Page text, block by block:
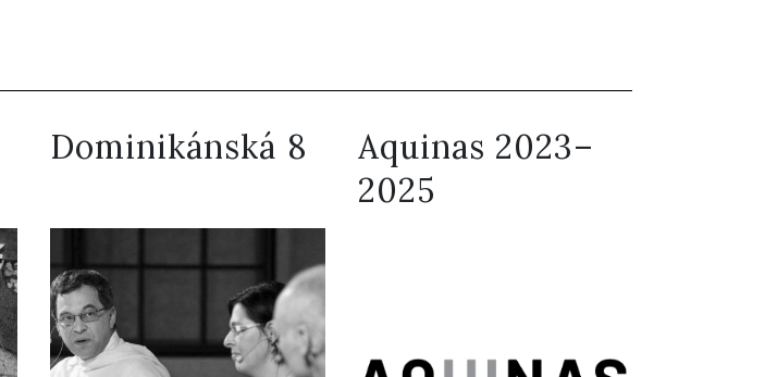
Dominikánská 8
Aquinas 2023–
2025